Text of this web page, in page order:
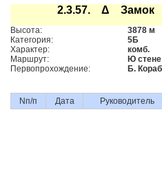
2.3.57. Δ Замок
Высота:
3878 м
Категория:
5Б
Характер:
комб.
Маршрут:
Ю стене
Первопрохождение:
Б.
Nп/п Дата Руководитель